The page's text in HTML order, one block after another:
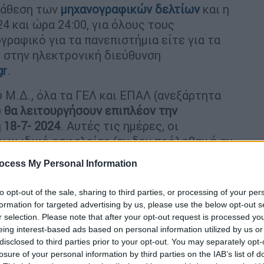
My Personal Information
opt-out of the sale, sharing to third parties, or processing of your
for targeted advertising by us, please use the below opt-out
selection. Please note that after your opt-out request is processed
interest-based ads based on personal information utilized by us
to third parties prior to your opt-out. You may separately
of your personal information by third parties on the IAB’s list of
των μηχανογραφικών δελτίωνκαι η
και ώρα 24:00, για όλους τους
για τα πανεπιστήμια είτε για τα
ηλεκτρονική διεύθυνση
.
Μ.Δ., όλα τα ΓΕΛ και ΕΠΑΛ (ανεξάρτητα
θα λειτουργήσουν επιπλέον την
7- 2024. Αυτές τις ημέρες, οι
ασφαλείας (αν δεν πρόλαβαν ή αν
υποβληθέν/οριστικοποιημένο Μ.Δ., για
Μ.Δ. ζητώντας οποιαδήποτε βοήθεια ή
ΓΕΛ και ΕΠΑΛ θα λειτουργήσουν με την
(ή του αναπληρωτή αυτών) και ενός
εφαρμογής του
εκπαιδευτικοί που θα είναι παρόντες
από αυτές τις 2 ημέρες για μη χρήση